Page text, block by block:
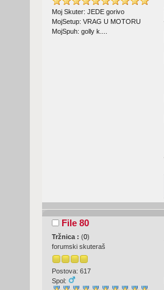
Moj Skuter: JEDE gorivo
MojSetup: VRAG U MOTORU
MojSpuh: golly k....
File 80
Tržnica : (0)
forumski skuteraš
Postova: 617
Spol: